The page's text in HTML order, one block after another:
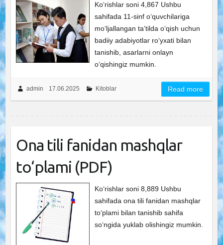
Ko‘rishlar soni 4,867 Ushbu
sahifada 11-sinf o‘quvchilariga
mo‘ljallangan ta’tilda o‘qish uchun
badiiy adabiyotlar ro‘yxati bilan
tanishib, asarlarni onlayn
o‘qishingiz mumkin.
admin 17.06.2025 Kitoblar Read more
Ona tili fanidan mashqlar
to‘plami (PDF)
Ko‘rishlar soni 8,889 Ushbu
sahifada ona tili fanidan mashqlar
to‘plami bilan tanishib sahifa
so‘ngida yuklab olishingiz mumkin.